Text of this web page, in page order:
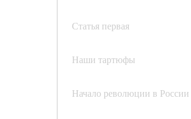
Статья первая
Наши тартюфы
Начало революции в России